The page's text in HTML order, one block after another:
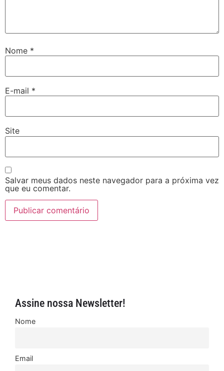
Nome *
E-mail *
Site
Salvar meus dados neste navegador para a próxima vez
que eu comentar.
Assine nossa Newsletter!
Nome
Email